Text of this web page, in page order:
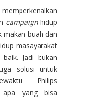
campaignhidup
makan buah dan
masayarakat
Jadi bukan
solusi untuk
Philips
apa yang bisa